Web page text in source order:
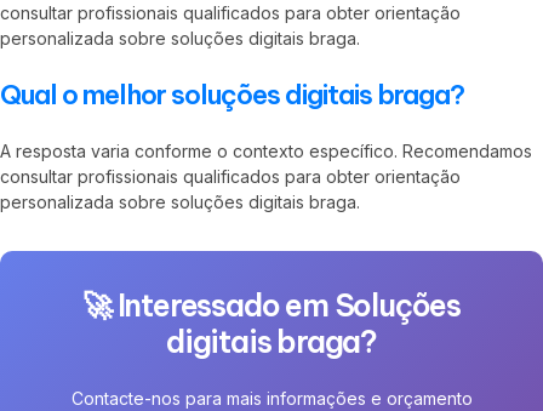
consultar profissionais qualificados para obter orientação
personalizada sobre soluções digitais braga.
Qual o melhor soluções digitais braga?
A resposta varia conforme o contexto específico. Recomendamos
consultar profissionais qualificados para obter orientação
personalizada sobre soluções digitais braga.
🚀 Interessado em Soluções
digitais braga?
Contacte-nos para mais informações e orçamento